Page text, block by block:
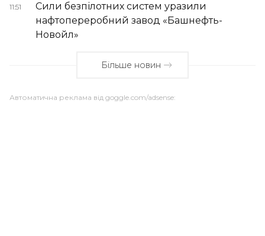
11:51
Сили безпілотних систем уразили
нафтопереробний завод «Башнефть-
Новойл»
Більше новин
Автоматична реклама від goggle.com/adsense: